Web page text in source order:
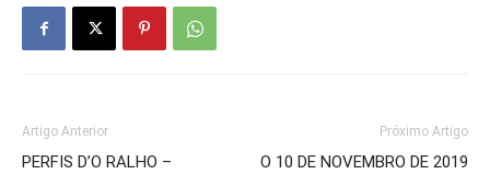
Artigo Anterior
PERFIS D’O RALHO –
Próximo Artigo
O 10 DE NOVEMBRO DE 2019